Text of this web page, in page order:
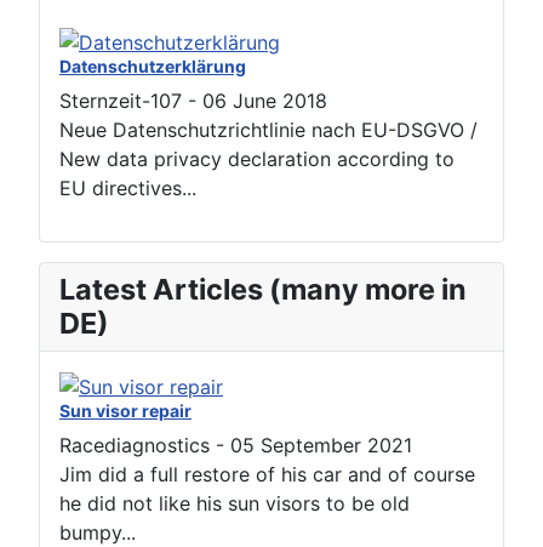
Datenschutzerklärung
Sternzeit-107 - 06 June 2018
Neue Datenschutzrichtlinie nach EU-DSGVO /
New data privacy declaration according to
EU directives...
Latest Articles (many more in
DE)
Sun visor repair
Racediagnostics - 05 September 2021
Jim did a full restore of his car and of course
he did not like his sun visors to be old
bumpy...